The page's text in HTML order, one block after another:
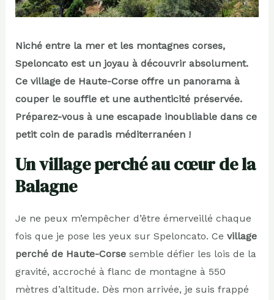
Niché entre la mer et les montagnes corses,
Speloncato est un joyau à découvrir absolument.
Ce village de Haute-Corse offre un panorama à
couper le souffle et une authenticité préservée.
Préparez-vous à une escapade inoubliable dans ce
petit coin de paradis méditerranéen !
Un village perché au cœur de la
Balagne
Je ne peux m’empêcher d’être émerveillé chaque
fois que je pose les yeux sur Speloncato. Ce village
perché de Haute-Corsesemble défier les lois de la
gravité, accroché à flanc de montagne à 550
mètres d’altitude. Dès mon arrivée, je suis frappé